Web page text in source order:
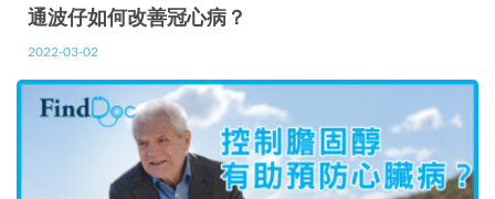
通波仔如何改善冠心病？
2022-03-02